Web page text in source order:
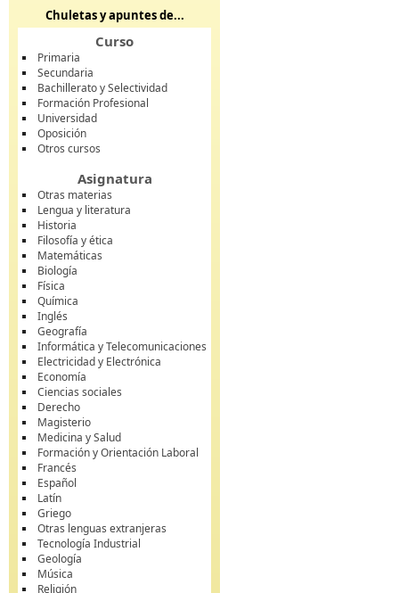
Chuletas y apuntes de...
Curso
Primaria
Secundaria
Bachillerato y Selectividad
Formación Profesional
Universidad
Oposición
Otros cursos
Asignatura
Otras materias
Lengua y literatura
Historia
Filosofía y ética
Matemáticas
Biología
Física
Química
Inglés
Geografía
Informática y Telecomunicaciones
Electricidad y Electrónica
Economía
Ciencias sociales
Derecho
Magisterio
Medicina y Salud
Formación y Orientación Laboral
Francés
Español
Latín
Griego
Otras lenguas extranjeras
Tecnología Industrial
Geología
Música
Religión